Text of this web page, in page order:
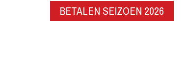
BETALEN SEIZOEN 2026